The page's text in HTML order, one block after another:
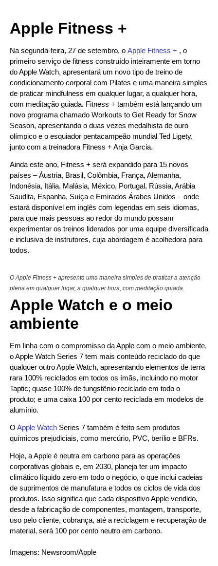
Bounce.
Gourmette
Double
homenageia
colarinhos
Hermès
anos
1930,
com
que
se
entrelaçam
com
fluidez
couro
Fauve
apresenta
o
H,
uma
representação
gráfica
ousada
de
um
design
corrente
de
âncora
exclusivo,
impresso
couro
Swift
um
mostrador
de
relógio
complementar.
Apple Fitness +
Na segunda-feira, 27 de setembro, o Apple Fitness + , o
primeiro serviço de fitness construído inteiramente em torno
do Apple Watch, apresentará um novo tipo de treino de
condicionamento corporal com Pilates e uma maneira simples
de praticar mindfulness em qualquer lugar, a qualquer hora,
com meditação guiada. Fitness + também está lançando um
novo programa chamado Workouts to Get Ready for Snow
Season, apresentando o duas vezes medalhista de ouro
olímpico e o esquiador pentacampeão mundial Ted Ligety,
junto com a treinadora Fitness + Anja Garcia.
Ainda este ano, Fitness + será expandido para 15 novos
países – Áustria, Brasil, Colômbia, França, Alemanha,
Indonésia, Itália, Malásia, México, Portugal, Rússia, Arábia
Saudita, Espanha, Suíça e Emirados Árabes Unidos – onde
estará disponível em inglês com legendas em seis idiomas,
para que mais pessoas ao redor do mundo possam
experimentar os treinos liderados por uma equipe diversificada
e inclusiva de instrutores, cuja abordagem é acolhedora para
todos.
O Apple Fitness + apresenta uma maneira simples de praticar a atenção
plena em qualquer lugar, a qualquer hora, com meditação guiada.
Apple Watch e o meio
ambiente
Em linha com o compromisso da Apple com o meio ambiente,
o Apple Watch Series 7 tem mais conteúdo reciclado do que
qualquer outro Apple Watch, apresentando elementos de terra
rara 100% reciclados em todos os ímãs, incluindo no motor
Taptic; quase 100% de tungstênio reciclado em todo o
produto; e uma caixa 100 por cento reciclada em modelos de
alumínio.
O Apple Watch Series 7 também é feito sem produtos
químicos prejudiciais, como mercúrio, PVC, berílio e BFRs.
Hoje, a Apple é neutra em carbono para as operações
corporativas globais e, em 2030, planeja ter um impacto
climático líquido zero em todo o negócio, o que inclui cadeias
de suprimentos de manufatura e todos os ciclos de vida dos
produtos. Isso significa que cada dispositivo Apple vendido,
desde a fabricação de componentes, montagem, transporte,
uso pelo cliente, cobrança, até a reciclagem e recuperação de
material, será 100 por cento neutro em carbono.
Imagens: Newsroom/Apple